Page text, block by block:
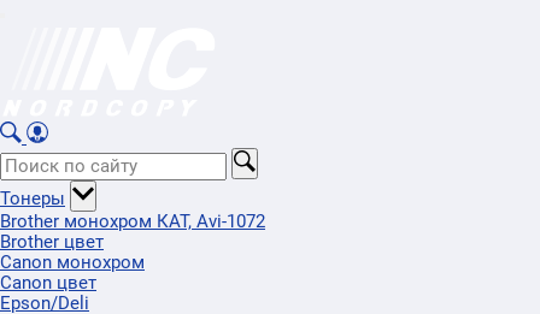
Тонеры
Brother монохром КАТ, Avi-1072
Brother цвет
Canon монохром
Canon цвет
Epson/Deli